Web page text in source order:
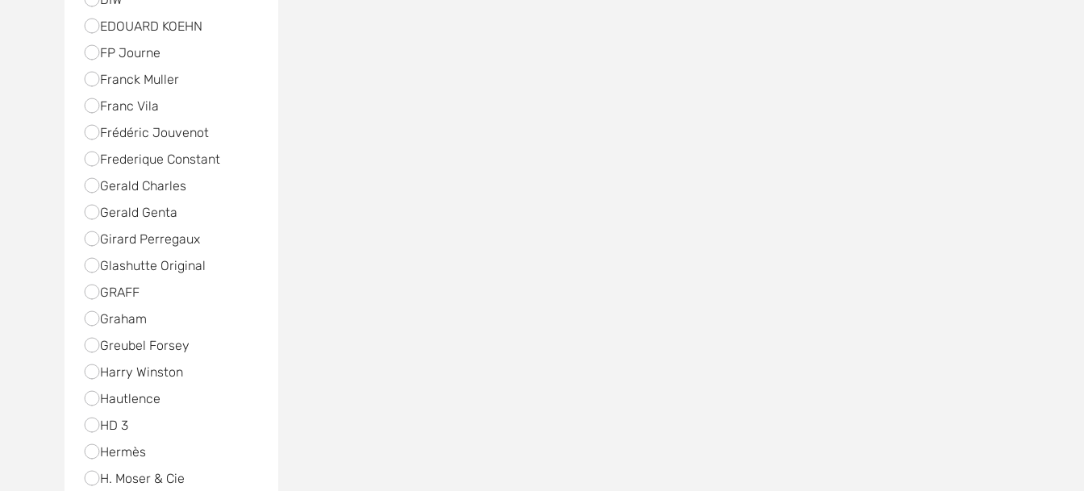
EDOUARD KOEHN
FP Journe
Franck Muller
Franc Vila
Frédéric Jouvenot
Frederique Constant
Gerald Charles
Gerald Genta
Girard Perregaux
Glashutte Original
GRAFF
Graham
Greubel Forsey
Harry Winston
Hautlence
HD 3
Hermès
H. Moser & Cie